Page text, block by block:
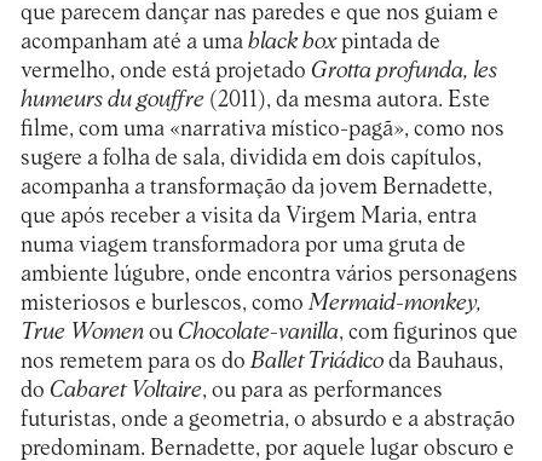
que parecem dançar nas paredes e que nos guiam e
acompanham até a uma black boxpintada de
vermelho, onde está projetado Grotta profunda, les
humeurs du gouffre(2011), da mesma autora. Este
filme, com uma «narrativa místico-pagã», como nos
sugere a folha de sala, dividida em dois capítulos,
acompanha a transformação da jovem Bernadette,
que após receber a visita da Virgem Maria, entra
numa viagem transformadora por uma gruta de
ambiente lúgubre, onde encontra vários personagens
misteriosos e burlescos, comoMermaid-monkey,
True Womenou Chocolate-vanilla, com figurinos que
nos remetem para os doBallet Triádicoda Bauhaus,
do Cabaret Voltaire, ou para as performances
futuristas, onde a geometria, o absurdo e a abstração
predominam. Bernadette, por aquele lugar obscuro e